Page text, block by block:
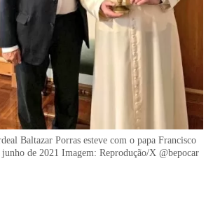
Baltazar Porras esteve com o papa Francisco
junho de 2021 Imagem: Reprodução/X @bepocar